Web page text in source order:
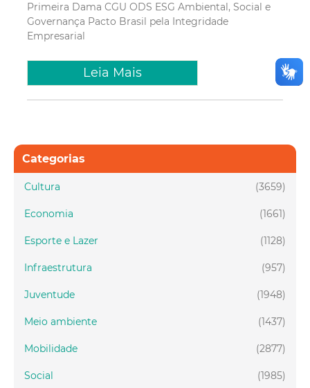
Primeira Dama CGU ODS ESG Ambiental, Social e
Governança Pacto Brasil pela Integridade
Empresarial
Leia Mais
Categorias
(3659)
Cultura
(1661)
Economia
(1128)
Esporte e Lazer
(957)
Infraestrutura
(1948)
Juventude
(1437)
Meio ambiente
(2877)
Mobilidade
(1985)
Social